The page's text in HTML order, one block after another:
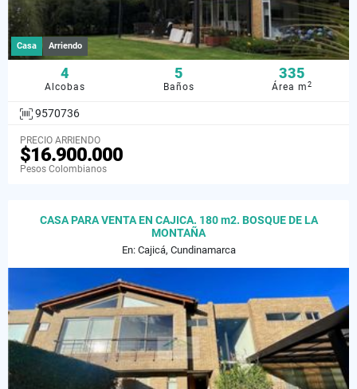
Casa Arriendo
4
Alcobas
5
Baños
335
Área m2
9570736
PRECIO ARRIENDO
$16.900.000
Pesos Colombianos
CASA PARA VENTA EN CAJICA. 180 m2. BOSQUE DE LA
MONTAÑA
En: Cajicá, Cundinamarca